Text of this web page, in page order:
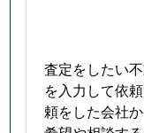
査定をしたい
を入力して依
頼をした会社